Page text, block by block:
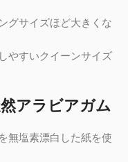
グサイズほど大きくな
やすいクイーンサイズ
アラビアガム
無塩素漂白した紙を使